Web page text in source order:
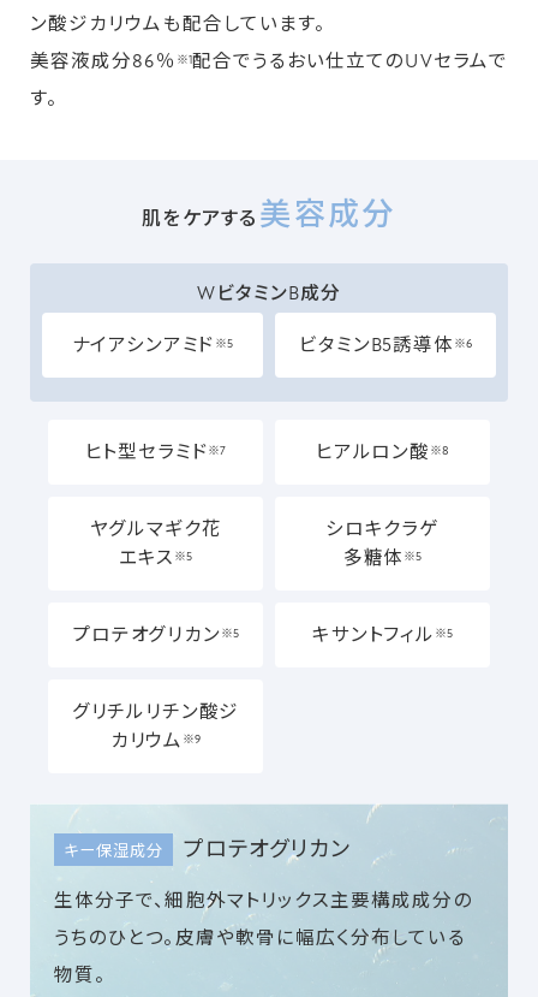
ン酸ジカリウムも配合しています。
美容液成分86％ ※1配合でうるおい仕立てのUVセラムで
す。
肌をケアする 美容成分
WビタミンB成分
ナイアシンアミド ※5 ビタミンB5誘導体 ※6
ヒト型セラミド※7 ヒアルロン酸 ※8
ヤグルマギク花
エキス ※5
シロキクラゲ
多糖体 ※5
プロテオグリカン※5 キサントフィル ※5
グリチルリチン酸ジ
カリウム ※9
キー保湿成分 プロテオグリカン
生体分子で、細胞外マトリックス主要構成成分の
うちのひとつ。皮膚や軟骨に幅広く分布している
物質。